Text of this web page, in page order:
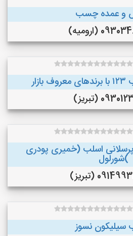
و عمده چسب
(ارومیه)
(تبریز)
اسلب (خمیری پودری
)شورلول
(تبریز)
نسوز